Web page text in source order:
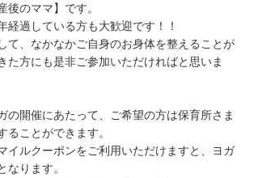
後のママ】です。
経過している方も大歓迎です！！
て、なかなかご自身のお身体を整えることが
た方にも是非ご参加いただければと思いま
の開催にあたって、ご希望の方は保育所さま
ることができます。
イルクーポンをご利用いただけますと、ヨガ
なります。